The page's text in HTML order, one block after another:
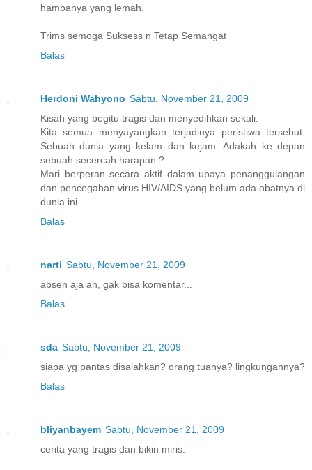
hambanya yang lemah.
Trims semoga Suksess n Tetap Semangat
Balas
Herdoni Wahyono Sabtu, November 21, 2009
Kisah yang begitu tragis dan menyedihkan sekali.
Kita semua menyayangkan terjadinya peristiwa tersebut.
Sebuah dunia yang kelam dan kejam. Adakah ke depan
sebuah secercah harapan ?
Mari berperan secara aktif dalam upaya penanggulangan
dan pencegahan virus HIV/AIDS yang belum ada obatnya di
dunia ini.
Balas
narti Sabtu, November 21, 2009
absen aja ah, gak bisa komentar...
Balas
sda Sabtu, November 21, 2009
siapa yg pantas disalahkan? orang tuanya? lingkungannya?
Balas
bliyanbayem Sabtu, November 21, 2009
cerita yang tragis dan bikin miris.